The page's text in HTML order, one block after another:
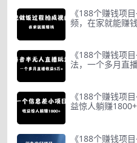
《188个赚钱项
频，在家就能赚钱
《188个赚钱项
法，一个多月直
《188个赚钱项
益惊人躺赚1800+
《188个赚钱项